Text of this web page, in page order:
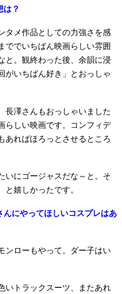
は？
タメ作品としての力強さを感
ででいちばん映画らしい雰囲
と。観終わった後、余韻に浸
がいちばん好き」とおっしゃ
澤さんもおっしゃいました
らしい映画です。コンフィデ
あればほろっとさせるところ
いにゴージャスだな～と。そ
嬉しかったです。
にやってほしいコスプレはあ
ンローもやって。ダー子はい
いトラックスーツ、またあれ